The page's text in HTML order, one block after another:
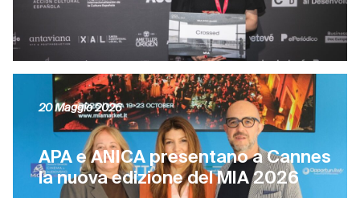
APA e ANICA presentano a Cannes
la nuova edizione del MIA 2026
20 Maggio 2026